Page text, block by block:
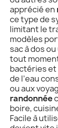
apprécié en
ce type de
limitant le
modèles
sac à dos
tout
bactéries et
de l’eau
ou aux
randonnée
boire,
Facile à